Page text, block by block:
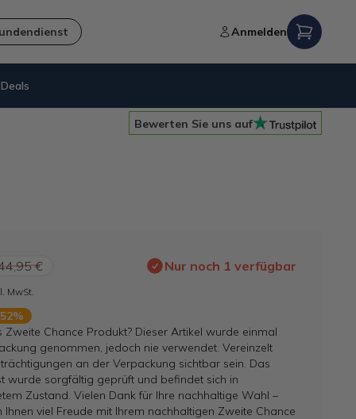
Anmelden
Nachhaltigkeit= B-Ware
Bewerten Sie uns auf
€ Nur noch 1 verfügbar
MwSt.
Zweite Chance Produkt? Dieser Artikel wurde einmal
genommen, jedoch nie verwendet. Vereinzelt
an der Verpackung sichtbar sein. Das
wurde sorgfältig geprüft und befindet sich in
Zustand. Vielen Dank für Ihre nachhaltige Wahl –
Ihnen viel Freude mit Ihrem nachhaltigen Zweite Chance